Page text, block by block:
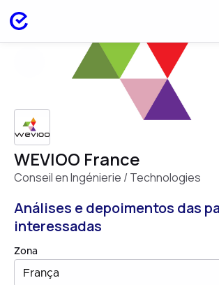
WEVIOO France
Conseil en Ingénierie / Technologies
Análises e depoimentos das
interessadas
Zona
França